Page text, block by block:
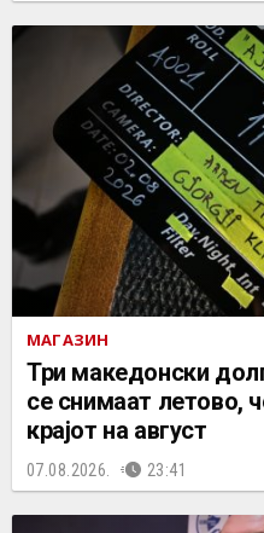
МАГАЗИН
Три македонски
се снимаат летово,
крајот на август
07.08.2026. 23:41